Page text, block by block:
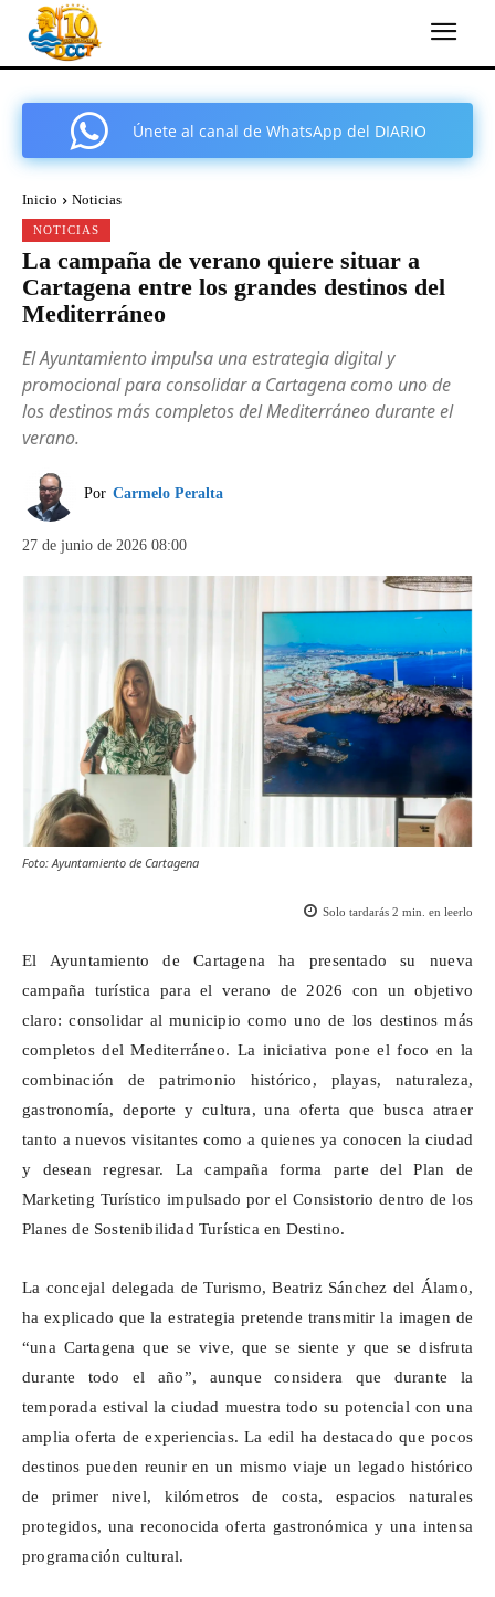
Únete al canal de WhatsApp del DIARIO
Inicio Noticias
NOTICIAS
La campaña de verano quiere situar a
Cartagena entre los grandes destinos del
Mediterráneo
El Ayuntamiento impulsa una estrategia digital y
promocional para consolidar a Cartagena como uno de
los destinos más completos del Mediterráneo durante el
verano.
Por Carmelo Peralta
27 de junio de 2026 08:00
Foto: Ayuntamiento de Cartagena
Solo tardarás 2 min. en leerlo
El Ayuntamiento de Cartagena ha presentado su nueva
campaña turística para el verano de 2026 con un objetivo
claro: consolidar al municipio como uno de los destinos más
completos del Mediterráneo. La iniciativa pone el foco en la
combinación de patrimonio histórico, playas, naturaleza,
gastronomía, deporte y cultura, una oferta que busca atraer
tanto a nuevos visitantes como a quienes ya conocen la ciudad
y desean regresar. La campaña forma parte del Plan de
Marketing Turístico impulsado por el Consistorio dentro de los
Planes de Sostenibilidad Turística en Destino.
La concejal delegada de Turismo, Beatriz Sánchez del Álamo,
ha explicado que la estrategia pretende transmitir la imagen de
“una Cartagena que se vive, que se siente y que se disfruta
durante todo el año”, aunque considera que durante la
temporada estival la ciudad muestra todo su potencial con una
amplia oferta de experiencias. La edil ha destacado que pocos
destinos pueden reunir en un mismo viaje un legado histórico
de primer nivel, kilómetros de costa, espacios naturales
protegidos, una reconocida oferta gastronómica y una intensa
programación cultural.